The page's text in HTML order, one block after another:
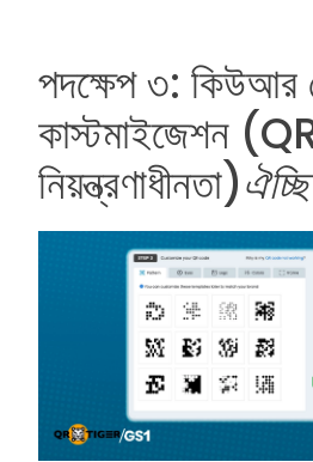
পদক্ষেপ ৩:
কাস্টমাইজেশন
নিয়ন্ত্রণাধীনতা)